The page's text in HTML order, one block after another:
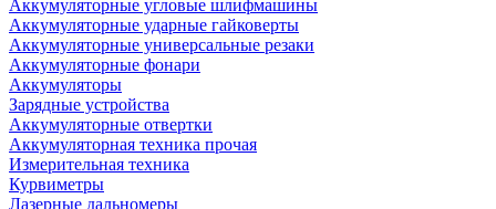
Аккумуляторные угловые шлифмашины
Аккумуляторные ударные гайковерты
Аккумуляторные универсальные резаки
Аккумуляторные фонари
Аккумуляторы
Зарядные устройства
Аккумуляторные отвертки
Аккумуляторная техника прочая
Измерительная техника
Курвиметры
Лазерные дальномеры